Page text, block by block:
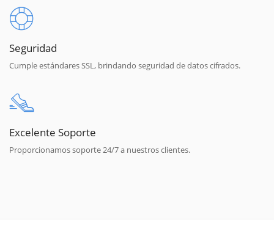
Seguridad
Cumple estándares SSL, brindando seguridad de datos cifrados.
Excelente Soporte
Proporcionamos soporte 24/7 a nuestros clientes.